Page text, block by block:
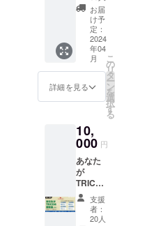
る飲食
チケッ
トで
す。 ・
感謝の
お手紙
・店舗
利用お
食事券
間は発
行から1
年で
す。
11,000
分のチ
ケット
です。
お届
け予
定：
2024
年04
月
詳細を見る
こ
の
リ
タ
ー
ン
を
選
択
す
る
10,
000 円
あなた
が
TRICO
の救世
主プラ
ン プロ
支援
者：
20人